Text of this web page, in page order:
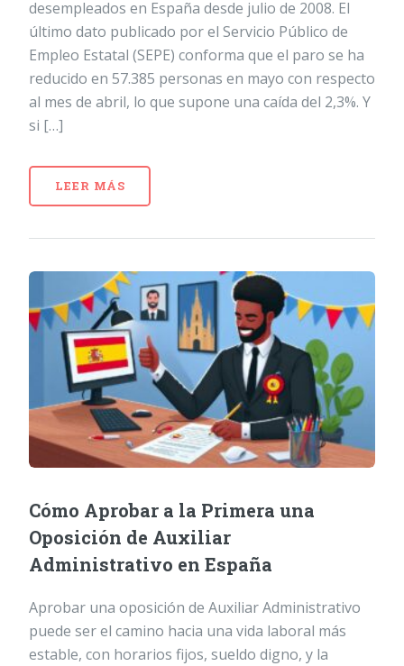
desempleados en España desde julio de 2008. El
último dato publicado por el Servicio Público de
Empleo Estatal (SEPE) conforma que el paro se ha
reducido en 57.385 personas en mayo con respecto
al mes de abril, lo que supone una caída del 2,3%. Y
si […]
LEER MÁS
Cómo Aprobar a la Primera una
Oposición de Auxiliar
Administrativo en España
Aprobar una oposición de Auxiliar Administrativo
puede ser el camino hacia una vida laboral más
estable, con horarios fijos, sueldo digno, y la